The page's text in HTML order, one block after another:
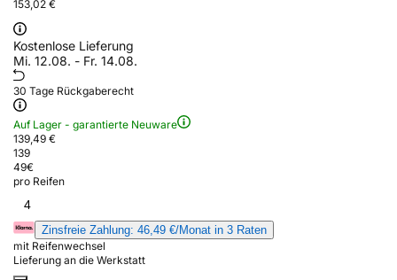
153,02 €
Kostenlose Lieferung
Mi. 12.08. - Fr. 14.08.
30 Tage Rückgaberecht
Auf Lager - garantierte Neuware
139,49 €
139
49€
pro Reifen
4
Zinsfreie Zahlung: 46,49 €/Monat in 3 Raten
mit Reifenwechsel
Lieferung an die Werkstatt